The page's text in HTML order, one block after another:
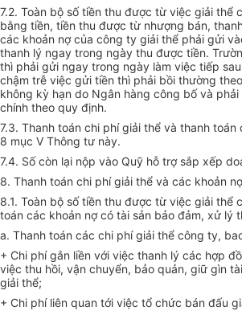
7.2. Toàn bộ số tiền thu được từ việc giải thể
bằng tiền, tiền thu được từ nhượng bán,
các khoản nợ của công ty giải thể phải gửi
thanh lý ngay trong ngày thu được tiền.
thì phải gửi ngay trong ngày làm việc tiếp
chậm trễ việc gửi tiền thì phải bồi thường
không kỳ hạn do Ngân hàng công bố và
chính theo quy định.
7.3. Thanh toán chi phí giải thể và thanh toán
8 mục V Thông tư này.
7.4. Số còn lại nộp vào Quỹ hỗ trợ sắp xếp
8. Thanh toán chi phí giải thể và các khoản
8.1. Toàn bộ số tiền thu được từ việc giải thể
toán các khoản nợ có tài sản bảo đảm, xử lý
a. Thanh toán các chi phí giải thể công ty,
+ Chi phí gắn liền với việc thanh lý các hợp
việc thu hồi, vận chuyển, bảo quản, giữ gìn
giải thể;
+ Chi phí liên quan tới việc tổ chức bán đấu